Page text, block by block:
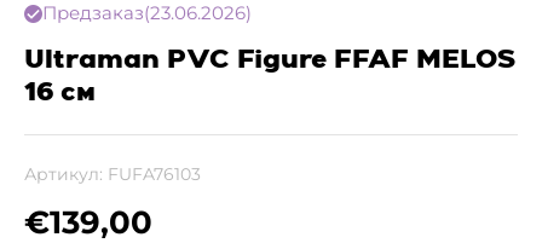
Предзаказ(23.06.2026)
Ultraman PVC Figure FFAF MELOS
16 см
Артикул: FUFA76103
€139,00